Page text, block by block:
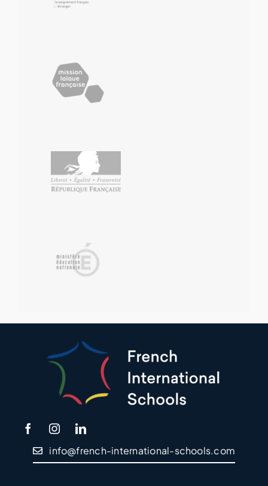
info@french-international-schools.com